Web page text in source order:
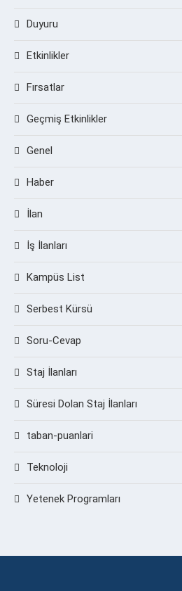
Duyuru
Etkinlikler
Fırsatlar
Geçmiş Etkinlikler
Genel
Haber
İlan
İş İlanları
Kampüs List
Serbest Kürsü
Soru-Cevap
Staj İlanları
Süresi Dolan Staj İlanları
taban-puanlari
Teknoloji
Yetenek Programları